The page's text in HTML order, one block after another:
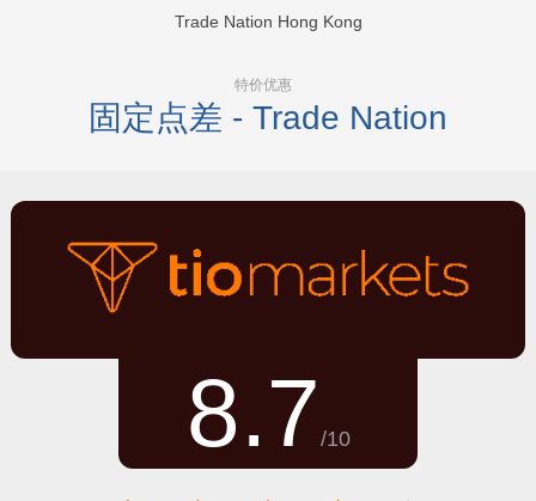
Trade Nation Hong Kong
特价优惠
固定点差 - Trade Nation
8.7 /10